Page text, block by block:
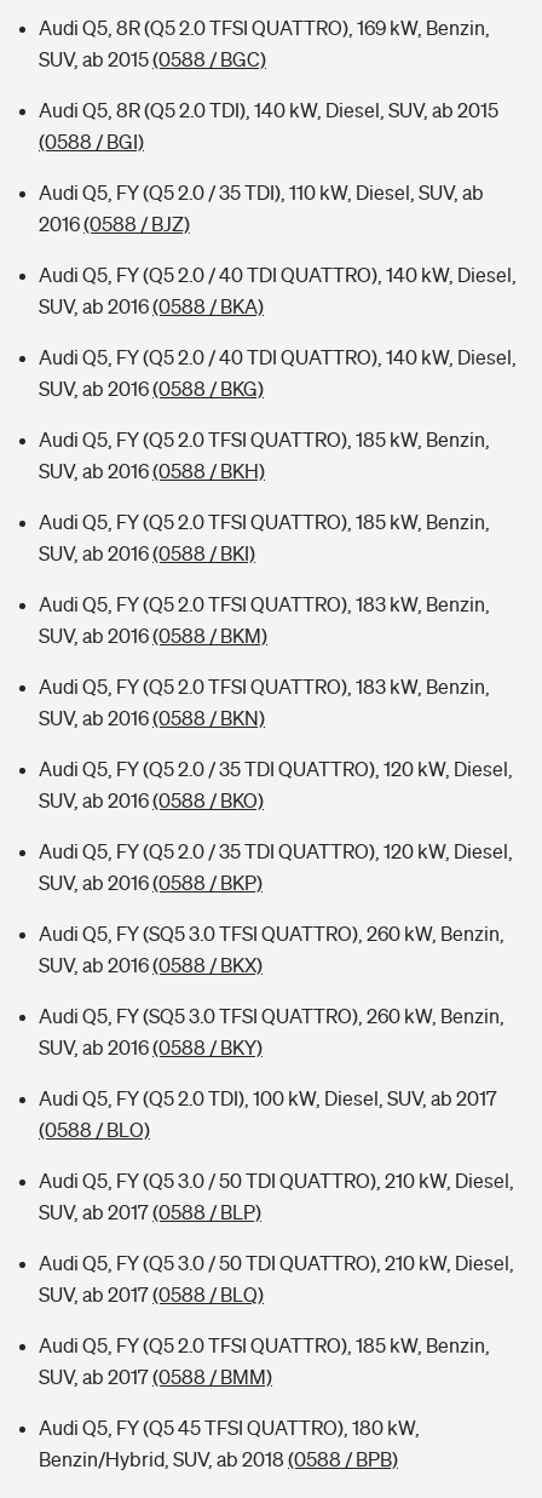
Audi Q5, 8R (Q5 2.0 TFSI QUATTRO), 169 kW, Benzin,
SUV, ab 2015(0588 / BGC)
Audi Q5, 8R (Q5 2.0 TDI), 140 kW, Diesel, SUV, ab 2015
(0588 / BGI)
Audi Q5, FY (Q5 2.0 / 35 TDI), 110 kW, Diesel, SUV, ab
2016(0588 / BJZ)
Audi Q5, FY (Q5 2.0 / 40 TDI QUATTRO), 140 kW, Diesel,
SUV, ab 2016(0588 / BKA)
Audi Q5, FY (Q5 2.0 / 40 TDI QUATTRO), 140 kW, Diesel,
SUV, ab 2016(0588 / BKG)
Audi Q5, FY (Q5 2.0 TFSI QUATTRO), 185 kW, Benzin,
SUV, ab 2016(0588 / BKH)
Audi Q5, FY (Q5 2.0 TFSI QUATTRO), 185 kW, Benzin,
SUV, ab 2016(0588 / BKI)
Audi Q5, FY (Q5 2.0 TFSI QUATTRO), 183 kW, Benzin,
SUV, ab 2016(0588 / BKM)
Audi Q5, FY (Q5 2.0 TFSI QUATTRO), 183 kW, Benzin,
SUV, ab 2016(0588 / BKN)
Audi Q5, FY (Q5 2.0 / 35 TDI QUATTRO), 120 kW, Diesel,
SUV, ab 2016(0588 / BKO)
Audi Q5, FY (Q5 2.0 / 35 TDI QUATTRO), 120 kW, Diesel,
SUV, ab 2016(0588 / BKP)
Audi Q5, FY (SQ5 3.0 TFSI QUATTRO), 260 kW, Benzin,
SUV, ab 2016(0588 / BKX)
Audi Q5, FY (SQ5 3.0 TFSI QUATTRO), 260 kW, Benzin,
SUV, ab 2016(0588 / BKY)
Audi Q5, FY (Q5 2.0 TDI), 100 kW, Diesel, SUV, ab 2017
(0588 / BLO)
Audi Q5, FY (Q5 3.0 / 50 TDI QUATTRO), 210 kW, Diesel,
SUV, ab 2017(0588 / BLP)
Audi Q5, FY (Q5 3.0 / 50 TDI QUATTRO), 210 kW, Diesel,
SUV, ab 2017(0588 / BLQ)
Audi Q5, FY (Q5 2.0 TFSI QUATTRO), 185 kW, Benzin,
SUV, ab 2017(0588 / BMM)
Audi Q5, FY (Q5 45 TFSI QUATTRO), 180 kW,
Benzin/Hybrid, SUV, ab 2018 (0588 / BPB)